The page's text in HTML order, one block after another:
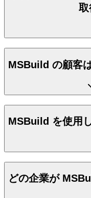
取
MSBuild の顧客
MSBuild を使用
どの企業が